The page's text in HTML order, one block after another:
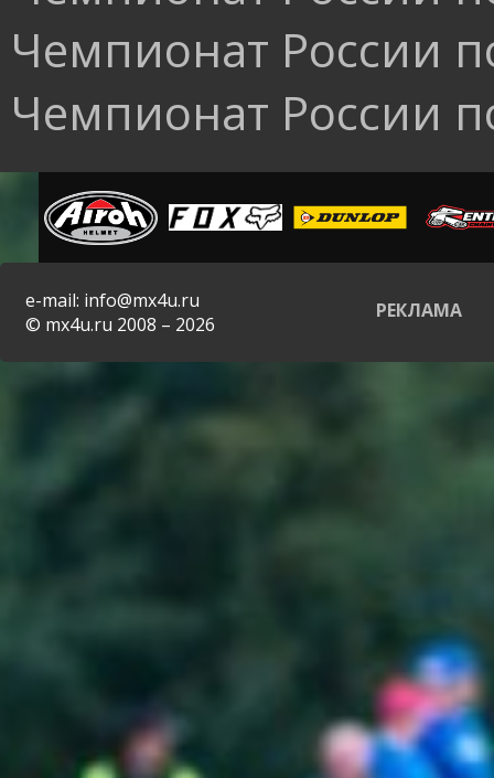
Чемпионат России
Чемпионат России
e-mail: info@mx4u.ru
© mx4u.ru 2008 – 2026
РЕКЛАМА